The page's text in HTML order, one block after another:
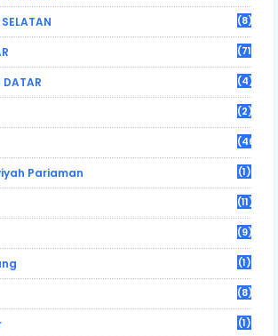
(8)
(71)
DATAR (4)
(2)
(46)
Pariaman (1)
(11)
(9)
(1)
(8)
(1)